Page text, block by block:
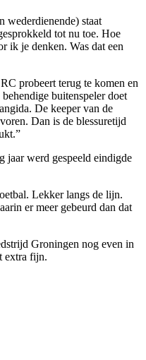
wederdienende) staat
tot nu toe. Hoe
ik je denken. Was dat een
probeert terug te komen en
buitenspeler doet
De keeper van de
Dan is de blessuretijd
jaar werd gespeeld eindigde
Lekker langs de lijn.
er meer gebeurd dan dat
Groningen nog even in
extra fijn.